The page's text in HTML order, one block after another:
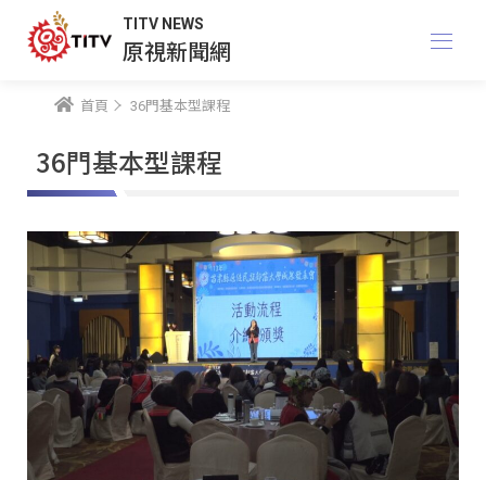
TITV NEWS
原視新聞網
首頁 36門基本型課程
36門基本型課程